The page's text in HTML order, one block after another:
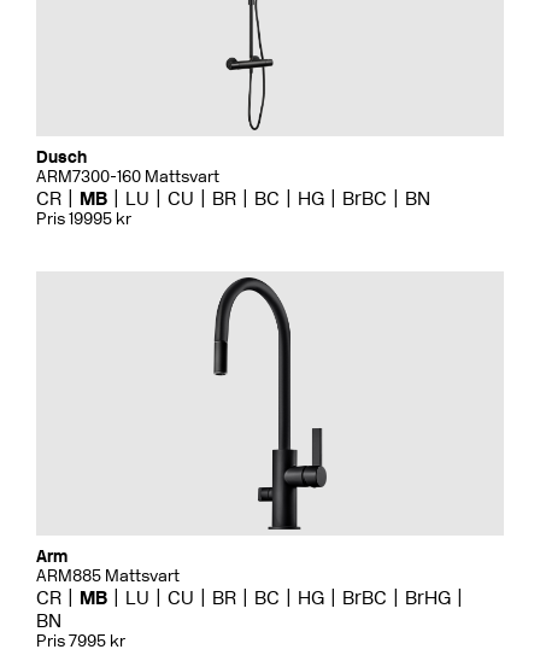
Dusch
ARM7300-160 Mattsvart
CR MB LU CU BR BC HG BrBC BN
Pris 19995 kr
Arm
ARM885 Mattsvart
CR MB LU CU BR BC HG BrBC
BrHG
BN
Pris 7995 kr